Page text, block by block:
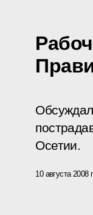
Осетии.
10 августа 2008